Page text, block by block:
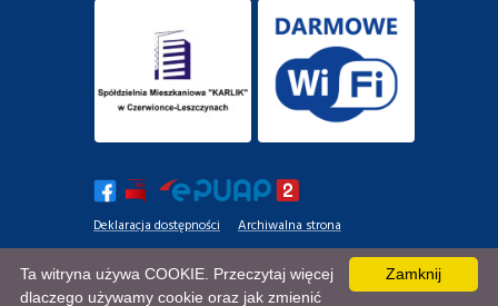
Deklaracja dostępności
Archiwalna strona
AncoraThemes© 2020. Wszelkie prawa zastrzeżone.
Zamknij
Ta witryna używa COOKIE. Przeczytaj więcej
dlaczego używamy cookie oraz jak zmienić